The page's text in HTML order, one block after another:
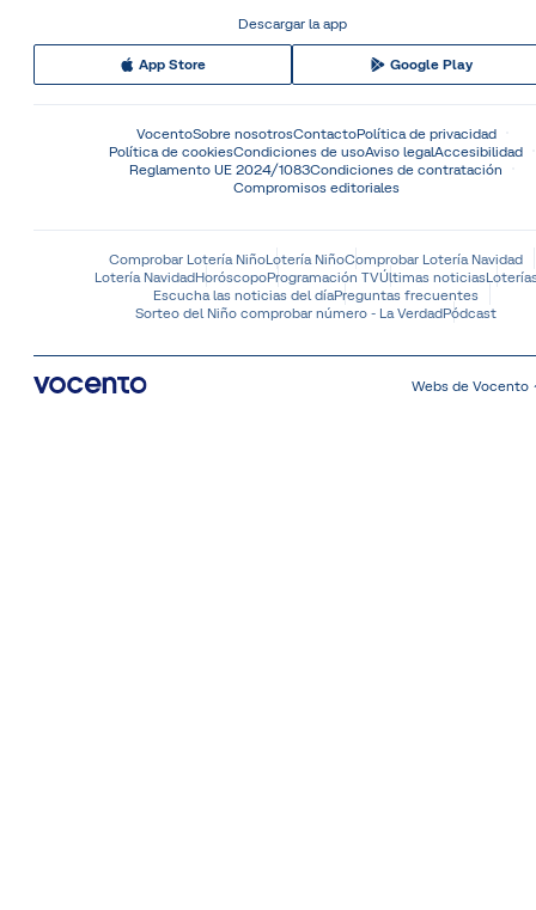
Descargar la app
App Store Google Play
VocentoSobre nosotrosContactoPolítica de privacidad
Política de cookiesCondiciones de usoAviso legalAccesibilidad
Reglamento UE 2024/1083Condiciones de contratación
Compromisos editoriales
Comprobar Lotería NiñoLotería NiñoComprobar Lotería Navidad
Lotería NavidadHoróscopoProgramación TVÚltimas noticias
Escucha las noticias del díaPreguntas frecuentes
Sorteo del Niño comprobar número - La VerdadPódcast
Webs de Vocento